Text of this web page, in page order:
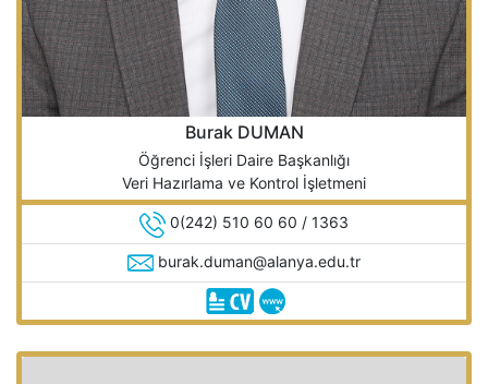
Burak DUMAN
Öğrenci İşleri Daire Başkanlığı
Veri Hazırlama ve Kontrol İşletmeni
0(242) 510 60 60 / 1363
burak.duman@alanya.edu.tr